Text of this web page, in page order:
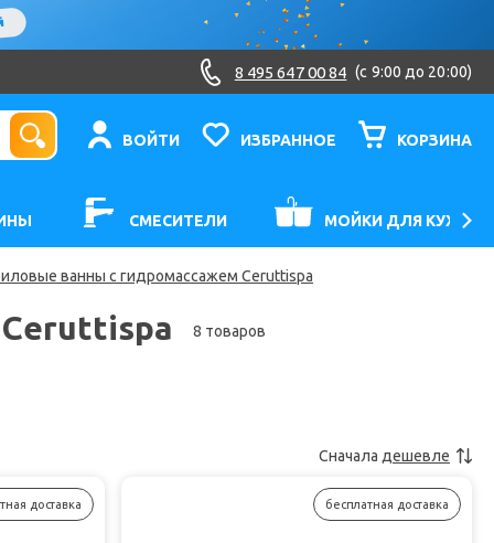
8 495 647 00 84 (c 9:00 до 20:00)
ВОЙТИ ИЗБРАННОЕ КОРЗИНА
СМЕСИТЕЛИ МОЙКИ ДЛЯ КУХНИ
ванны с гидромассажем Ceruttispa
8 товаров
Сначала дешевле
доставка бесплатная доставка